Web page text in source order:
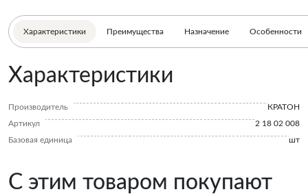
Характеристики Преимущества Назначение Особенности
Характеристики
Производитель
КРАТОН
Артикул
2 18 02 008
Базовая единица
шт
С этим товаром покупают